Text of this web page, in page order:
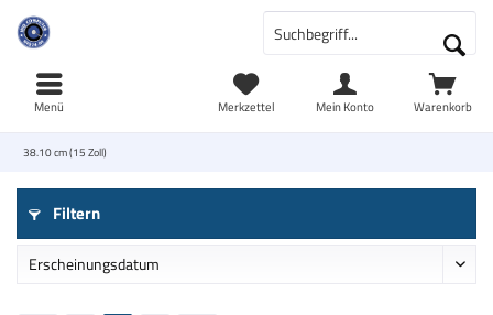
Warenkorb
Merkzettel Mein Konto
Menü
38.10 cm (15 Zoll)
Filtern